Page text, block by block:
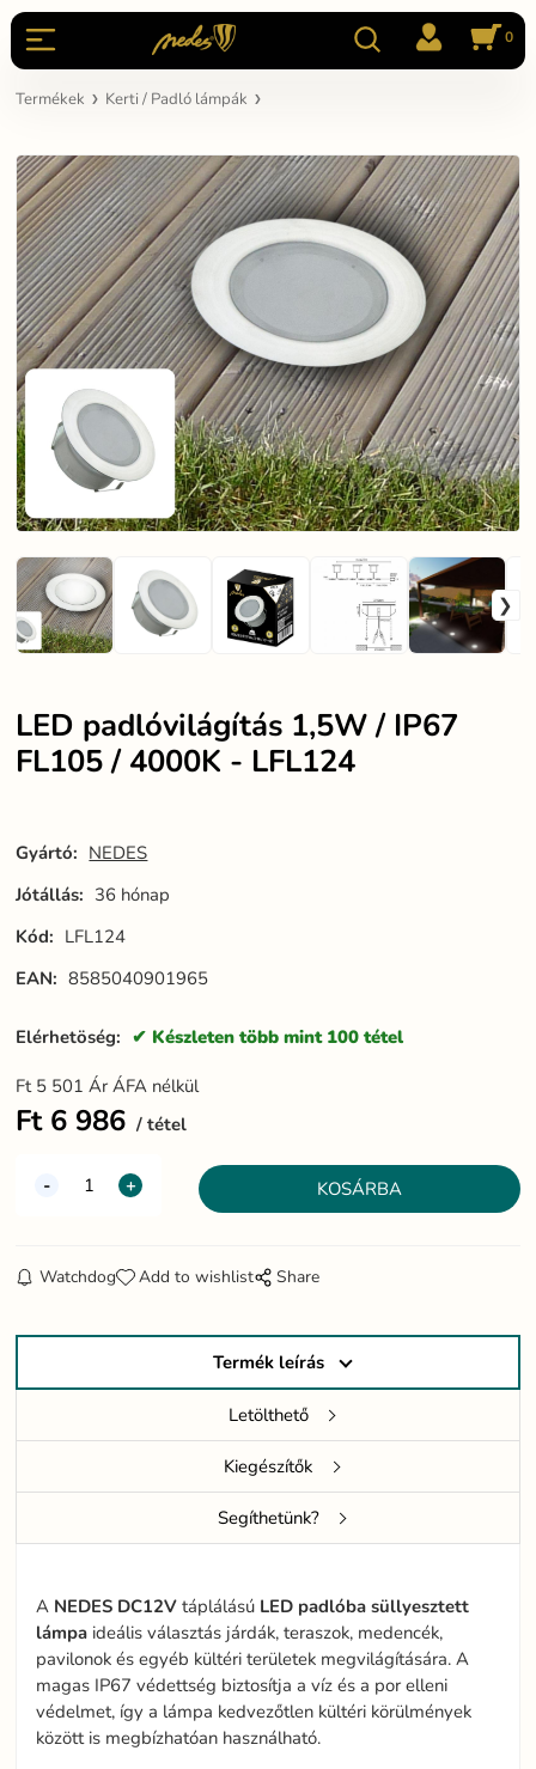
0
Termékek Kerti / Padló lámpák
LED padlóvilágítás 1,5W / IP67
FL105 / 4000K - LFL124
Gyártó: NEDES
Jótállás: 36 hónap
Kód: LFL124
EAN: 8585040901965
Elérhetöség: Készleten több mint 100 tétel
Ft 5 501 Ár ÁFA nélkül
Ft 6 986 tétel
Watchdog Add to wishlist Share
Termék leírás
Letölthető
Kiegészítők
Segíthetünk?
A NEDES DC12V táplálású LED padlóba süllyesztett
lámpa ideális választás járdák, teraszok, medencék,
pavilonok és egyéb kültéri területek megvilágítására. A
magas IP67 védettség biztosítja a víz és a por elleni
védelmet, így a lámpa kedvezőtlen kültéri körülmények
között is megbízhatóan használható.